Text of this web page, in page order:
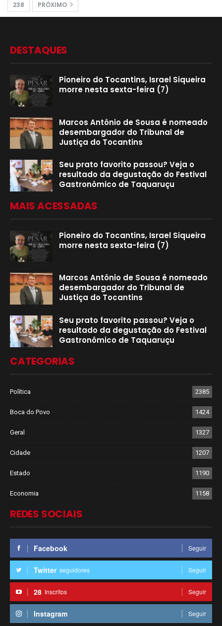
238
PRÓXIMO
DESTAQUES
Pioneiro do Tocantins, Israel Siqueira
morre nesta sexta-feira (7)
Marcos Antônio de Sousa é nomeado
desembargador do Tribunal de
Justiça do Tocantins
Seu prato favorito passou? Veja o
resultado da degustação do Festival
Gastronômico de Taquaruçu
MAIS ACESSADAS
Pioneiro do Tocantins, Israel Siqueira
morre nesta sexta-feira (7)
Marcos Antônio de Sousa é nomeado
desembargador do Tribunal de
Justiça do Tocantins
Seu prato favorito passou? Veja o
resultado da degustação do Festival
Gastronômico de Taquaruçu
CATEGORIAS
Política 2385
Boca do Povo 1424
Geral 1327
Cidade 1207
Estado 1190
Economia 1158
REDES SOCIAIS
Facebook Seguir
Twitter seguidores Seguir
28 Inscritos Seguir
Instagram Seguir